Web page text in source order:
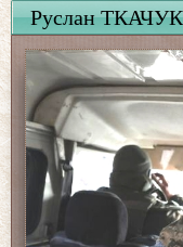
Руслан ТКАЧУК